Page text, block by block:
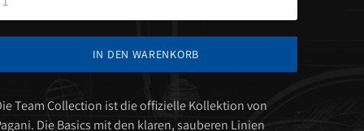
IN DEN WARENKORB
Team Collection ist die offizielle Kollektion von
Die Basics mit den klaren, sauberen Linien